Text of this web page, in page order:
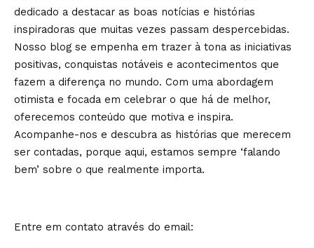
dedicado a destacar as boas notícias e histórias
inspiradoras que muitas vezes passam despercebidas.
Nosso blog se empenha em trazer à tona as iniciativas
positivas, conquistas notáveis e acontecimentos que
fazem a diferença no mundo. Com uma abordagem
otimista e focada em celebrar o que há de melhor,
oferecemos conteúdo que motiva e inspira.
Acompanhe-nos e descubra as histórias que merecem
ser contadas, porque aqui, estamos sempre ‘falando
bem’ sobre o que realmente importa.
Entre em contato através do email: